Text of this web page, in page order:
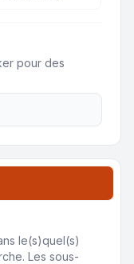
pour des
le(s)quel(s)
Les sous-